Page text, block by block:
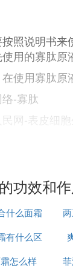
照说明书
用的寡肽原
使用寡肽原
-寡肽
网-表皮细
与功效，
品。那么，
们的皮肤自
可以维持皮
积雪草寡肽
，增强敏感
功效和
什么面霜
有什么区
怎么样